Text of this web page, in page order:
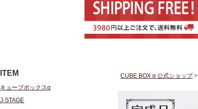
ITEM
キューブボックスα
J-STAGE
CUBE BOX α 公式ショップ>